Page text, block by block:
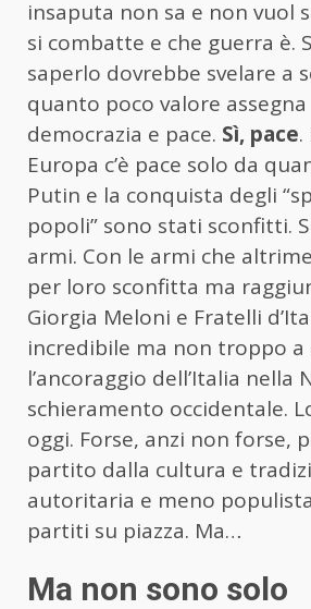
insaputa non sa e non vuol
si combatte e che guerra è.
saperlo dovrebbe svelare a
quanto poco valore
democrazia e pace. Sì, pace.
Europa c’è pace solo da
Putin e la conquista degli
popoli” sono stati sconfitti.
armi. Con le armi che
per loro sconfitta ma
Giorgia Meloni e Fratelli
incredibile ma non troppo a
l’ancoraggio dell’Italia nella
schieramento occidentale.
oggi. Forse, anzi non forse,
partito dalla cultura e
autoritaria e meno
partiti su piazza. Ma…
Ma non sono solo